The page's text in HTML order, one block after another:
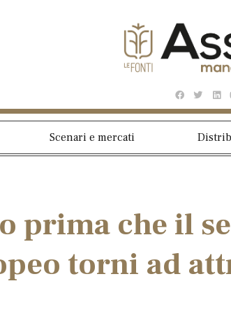
Scenari e mercati
prima che il
torni ad